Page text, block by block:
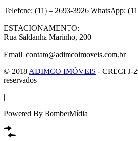
Telefone: (11) – 2693-3926 WhatsApp:
ESTACIONAMENTO:
Rua Saldanha Marinho, 200
Email: contato@adimcoimoveis.com.br
© 2018 ADIMCO IMÓVEIS - CRECI J-
reservados
|
Powered By BomberMídia